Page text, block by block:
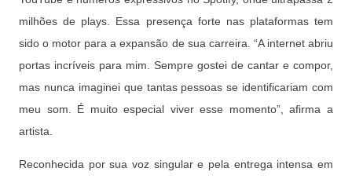
milhões de plays. Essa presença forte nas plataformas tem
sido o motor para a expansão de sua carreira. “A internet abriu
portas incríveis para mim. Sempre gostei de cantar e compor,
mas nunca imaginei que tantas pessoas se identificariam com
meu som. É muito especial viver esse momento”, afirma a
artista.
Reconhecida por sua voz singular e pela entrega intensa em